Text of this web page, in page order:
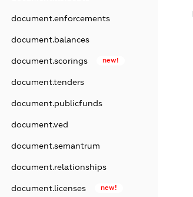
document.enforcements
document.balances
document.scorings new!
document.tenders
document.publicfunds
document.ved
document.semantrum
document.relationships
document.licenses new!